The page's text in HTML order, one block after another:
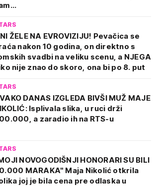
ŽELE NA EVROVIZIJU! Pevačica se
nakon 10 godina, on direktno s
svadbi na veliku scenu, a NJEGA
nije znao do skoro, ona bi po 8. put
DANAS IZGLEDA BIVŠI MUŽ MAJE
Isplivala slika, u ruci drži
a zaradio ih na RTS-u
NOVOGODIŠNJI HONORARI SU BILI
MARAKA" Maja Nikolić otkrila
joj je bila cena pre odlaska u